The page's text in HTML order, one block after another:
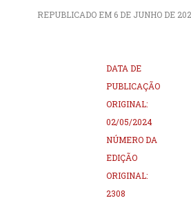
REPUBLICADO EM 6 DE JUNHO DE
DATA DE
PUBLICAÇÃO
ORIGINAL:
02/05/2024
NÚMERO DA
EDIÇÃO
ORIGINAL:
2308